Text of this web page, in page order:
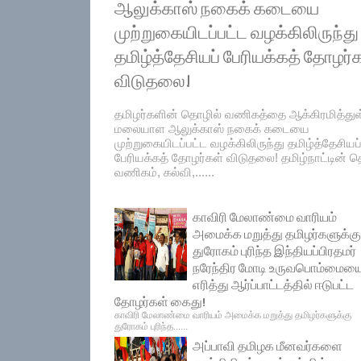
ஆலுக்காஸ் நகைக் கடையை
முற்றுகையிடப்பட்ட வழக்கிலிருந்து
தமிழ்த்தேசியப் பேரியக்கத்
விடுதலை!
தமிழர்களின் தொழில் வணிகத்தை
மலையாள ஆலுக்காஸ் நகைக் கடையை
முற்றுகையிடப்பட்ட வழக்கிலிருந்து தமிழ்த்தேசியப்
பேரியக்கத் தோழர்கள் விடுதலை! தமிழ்நாட்டின்
வணிகம், கல்வி,......
காவிரி மேலாண்மை வாரியம்
அமைக்க மறுத்து தமிழர்களுக்கு
துரோகம் புரிந்த இந்தியப்பிரதமர்
நரேந்திர மோடி
எரித்து ஆர்ப்பாட்டத்தில் ஈடுபட்ட
தோழர்கள் கைது!
காவிரி மேலாண்மை வாரியம் அமைக்க மறுத்து தமிழர்களுக்கு
துரோகம் புரிந்த......
அப்பாவி தமிழக மீனவர்களை